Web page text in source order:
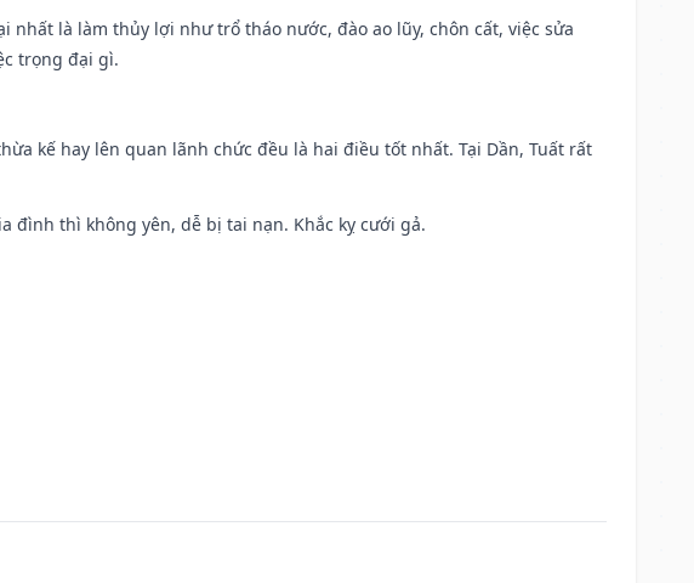
là làm thủy lợi như trổ tháo nước, đào ao lũy, chôn cất, việc sửa
trọng đại gì.
kế hay lên quan lãnh chức đều là hai điều tốt nhất. Tại Dần, Tuất rất
đình thì không yên, dễ bị tai nạn. Khắc kỵ cưới gả.